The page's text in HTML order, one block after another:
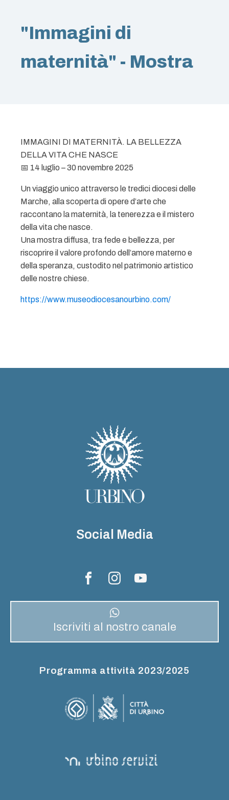
"Immagini di
maternità" - Mostra
IMMAGINI DI MATERNITÀ. LA BELLEZZA
DELLA VITA CHE NASCE
📅 14 luglio – 30 novembre 2025
Un viaggio unico attraverso le tredici diocesi delle
Marche, alla scoperta di opere d’arte che
raccontano la maternità, la tenerezza e il mistero
della vita che nasce.
Una mostra diffusa, tra fede e bellezza, per
riscoprire il valore profondo dell’amore materno e
della speranza, custodito nel patrimonio artistico
delle nostre chiese.
https://www.museodiocesanourbino.com/
Social Media
Iscriviti al nostro canale
Programma attività 2023/2025